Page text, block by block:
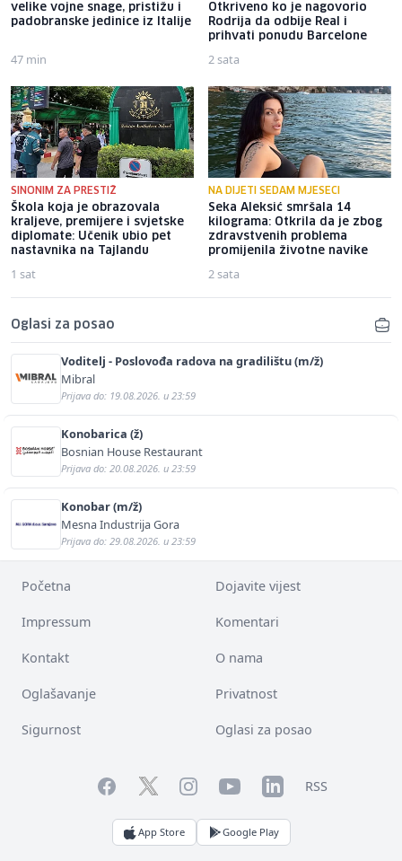
velike vojne snage, pristižu i
padobranske jedinice iz Italije
47 min
Otkriveno ko je nagovorio
Rodrija da odbije Real i
prihvati ponudu Barcelone
2 sata
SINONIM ZA PRESTIŽ
Škola koja je obrazovala
kraljeve, premijere i svjetske
diplomate: Učenik ubio pet
nastavnika na Tajlandu
1 sat
NA DIJETI SEDAM MJESECI
Seka Aleksić smršala 14
kilograma: Otkrila da je zbog
zdravstvenih problema
promijenila životne navike
2 sata
Oglasi za posao
Voditelj - Poslovođa radova na gradilištu (m/ž)
Mibral
Prijava do: 19.08.2026. u 23:59
Konobarica (ž)
Bosnian House Restaurant
Prijava do: 20.08.2026. u 23:59
Konobar (m/ž)
Mesna Industrija Gora
Prijava do: 29.08.2026. u 23:59
Početna Dojavite vijest
Impressum Komentari
Kontakt O nama
Oglašavanje Privatnost
Sigurnost Oglasi za posao
FacebookTwitterInstagramYouTubeLinkedInRSS
App Store Google Play